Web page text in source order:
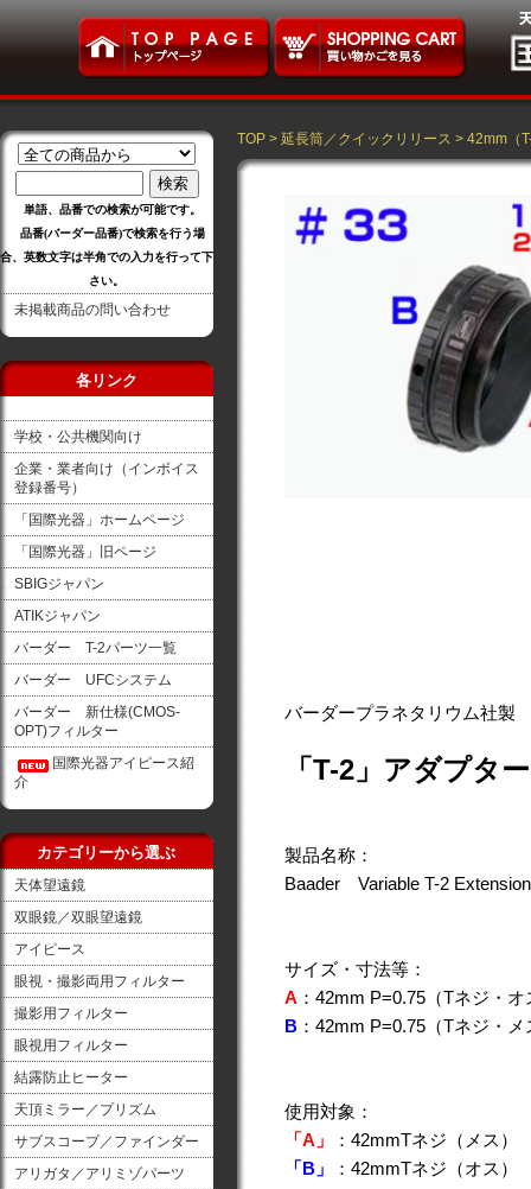
単語、品番での検索が可能です。
品番(バーダー品番)で検索を行う場
合、英数文字は半角での入力を行って下
さい。
未掲載商品の問い合わせ
各リンク
学校・公共機関向け
企業・業者向け（インボイス
登録番号）
「国際光器」ホームページ
「国際光器」旧ページ
SBIGジャパン
ATIKジャパン
バーダー T-2パーツ一覧
バーダー UFCシステム
バーダー 新仕様(CMOS-
OPT)フィルター
国際光器アイピース紹
介
カテゴリーから選ぶ
天体望遠鏡
双眼鏡／双眼望遠鏡
アイピース
眼視・撮影両用フィルター
撮影用フィルター
眼視用フィルター
結露防止ヒーター
天頂ミラー／プリズム
サブスコープ／ファインダー
アリガタ／アリミゾパーツ
TOP > 延長筒／クイックリリース > 42mm（
バーダープラネタリウム社製
「T-2」アダプタ
製品名称：
Baader Variable T-2
サイズ・寸法等：
A ：42mm P=0.75（Tネジ・オ
B ：42mm P=0.75（Tネジ・メ
使用対象：
「A」
：42mmTネジ（メス）
「B」
：42mmTネジ（オス）